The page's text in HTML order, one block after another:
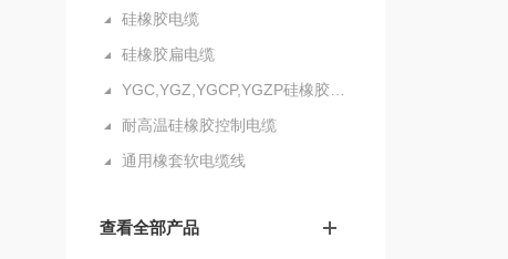
硅橡胶电缆
硅橡胶扁电缆
耐高温硅橡胶控制电缆
通用橡套软电缆线
查看全部产品